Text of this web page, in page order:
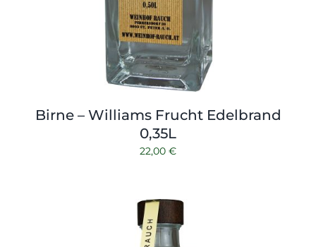
Birne – Williams Frucht Edelbrand
0,35L
22,00 €